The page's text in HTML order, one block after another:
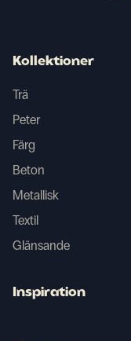
Kollektioner
Trä
Peter
Färg
Beton
Metallisk
Textil
Glänsande
Inspiration